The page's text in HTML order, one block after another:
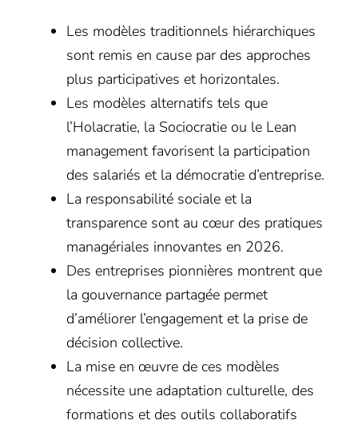
Les modèles traditionnels hiérarchiques
sont remis en cause par des approches
plus participatives et horizontales.
Les modèles alternatifs tels que
l’Holacratie, la Sociocratie ou le Lean
management favorisent la participation
des salariés et la démocratie d’entreprise.
La responsabilité sociale et la
transparence sont au cœur des pratiques
managériales innovantes en 2026.
Des entreprises pionnières montrent que
la gouvernance partagée permet
d’améliorer l’engagement et la prise de
décision collective.
La mise en œuvre de ces modèles
nécessite une adaptation culturelle, des
formations et des outils collaboratifs